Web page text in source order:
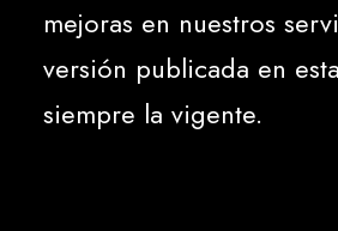
mejoras en nuestros
versión publicada en
siempre la vigente.